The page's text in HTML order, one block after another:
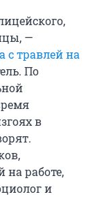
—
с травлей на
По
в
на работе,
и